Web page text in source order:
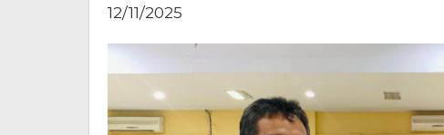
12/11/2025